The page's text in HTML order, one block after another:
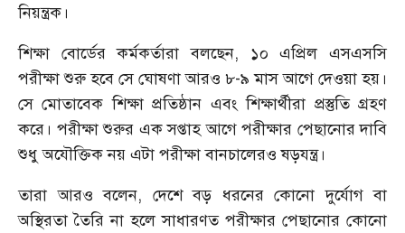
নিয়ন্ত্রক।
শিক্ষা বোর্ডের কর্মকর্তারা বলছেন, ১০ এপ্রিল এসএসসি
পরীক্ষা শুরু হবে সে ঘোষণা আরও ৮-৯ মাস আগে দেওয়া হয়।
সে মোতাবেক শিক্ষা প্রতিষ্ঠান এবং শিক্ষার্থীরা প্রস্তুতি গ্রহণ
করে। পরীক্ষা শুরুর এক সপ্তাহ আগে পরীক্ষার পেছানোর দাবি
শুধু অযৌক্তিক নয় এটা পরীক্ষা বানচালেরও ষড়যন্ত্র।
তারা আরও বলেন, দেশে বড় ধরনের কোনো দুর্যোগ বা
অস্থিরতা তৈরি না হলে সাধারণত পরীক্ষার পেছানোর কোনো